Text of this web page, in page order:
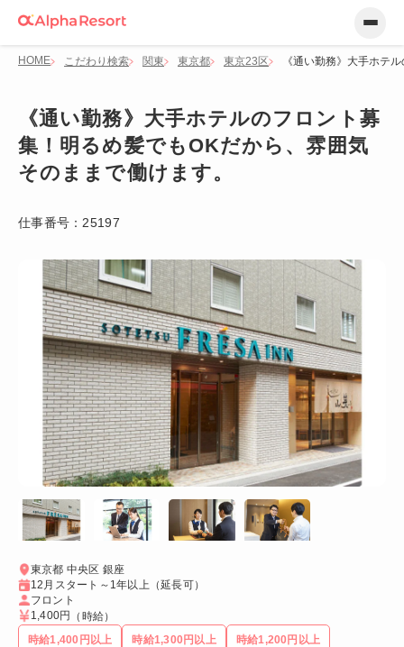
HOME こだわり検索 関東 東京都 東京23区 《通い勤務》大手ホテ
《通い勤務》大手ホテルのフロント募
集！明るめ髪でもOKだから、雰囲気
そのままで働けます。
仕事番号： 25197
東京都 中央区 銀座
12月スタート～1年以上（延長可）
フロント
1,400円
（時給）
時給1,400円以上
時給1,300円以上 時給1,200円以上